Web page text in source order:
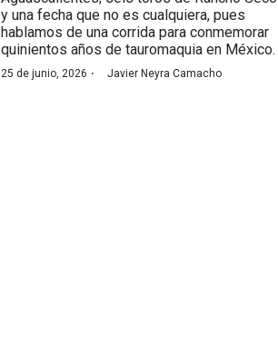
y una fecha que no es cualquiera, pues
hablamos de una corrida para conmemorar
quinientos años de tauromaquia en México.
25 de junio, 2026 · Javier Neyra Camacho